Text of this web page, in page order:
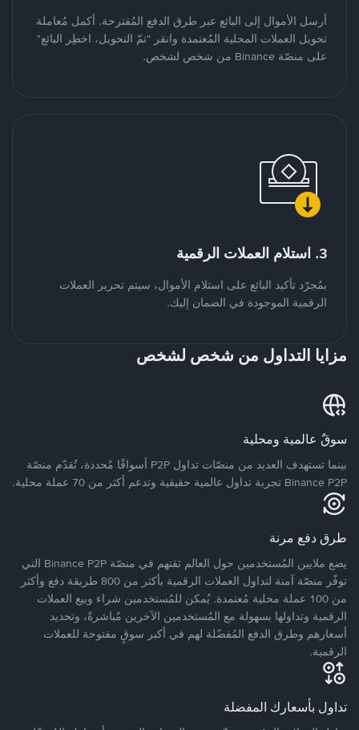
أرسل الأموال إلى البائع عبر طرق الدفع المُقترحة. أكمل مُعاملة
تحويل العملات المحلية المُعتمدة وانقر "تمّ التحويل، اخطِر البائع"
على منصّة Binance من شخص لشخص.
3. استلام العملات الرقمية
بمُجرّد تأكيد البائع على استلام الأموال، سيتم تحرير العملات
الرقمية الموجودة في الضمان إليك.
مزايا التداول من شخص لشخص
سوقٌ عالمية ومحلية
بينما تستهدف العديد من منصّات تداول P2P أسواقًا مُحددة، تُقدّم منصّة
Binance P2P تجربة تداول عالمية حقيقية وتدعم أكثر من 70 عملة محلية.
طرق دفع مرنة
يضع ملايين المُستخدمين حول العالم ثقتهم في منصّة Binance P2P التي
توفّر منصّة آمنة لتداول العملات الرقمية بأكثر من 800 طريقة دفع وأكثر
من 100 عملة محلية مُعتمدة. يُمكن للمُستخدمين شراء وبيع العملات
الرقمية وتداولها بسهولة مع المُستخدمين الآخرين مُباشرةً، وتحديد
أسعارهم وطرق الدفع المُفضّلة لهم في أكبر سوقٍ مفتوحة للعملات
الرقمية.
تداول بأسعارك المفضلة